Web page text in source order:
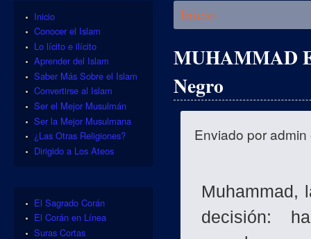
Se encuentra usted aquí
Inicio
MUHAMMAD
Negro
Enviado poradmin
Muhammad,
decisión:
Inicio
Conocer el Islam
Lo lícito e ilícito
Aprender del Islam
Saber Más Sobre el Islam
Convertirse al Islam
Ser el Mejor Musulmán
Ser la Mejor Musulmana
¿Las Otras Religiones?
Dirigido a Los Ateos
El Sagrado Corán
El Corán en Línea
Suras Cortas